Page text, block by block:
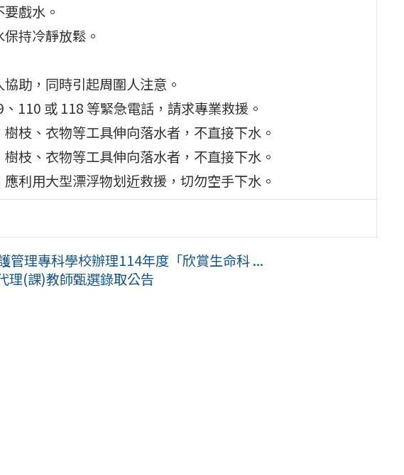
戲水。
持冷靜放鬆。
助，同時引起周圍人注意。
110 或 118 等緊急電話，請求專業救援。
枝、衣物等工具伸向落水者，不直接下水。
枝、衣物等工具伸向落水者，不直接下水。
利用大型漂浮物划近救援，切勿空手下水。
管理專科學校辦理114年度「欣賞生命科 ...
理(課)教師甄選錄取公告